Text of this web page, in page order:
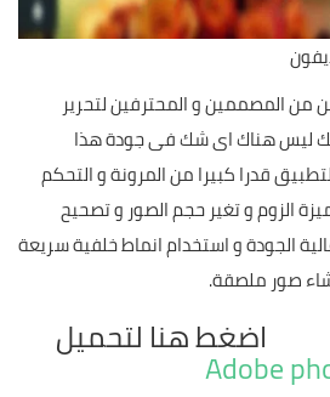
المصممين و المحترفين لتحرير
ليس هناك اى شك فى جودة هذا
قدرا كبيرا من المرونة و التحكم
الزوم و تغير حجم الصور و تصحيح
الجودة و استخدام انماط خلفية سريعة
صور ملصقة.
اضغط هنا لتحميل
Adobe